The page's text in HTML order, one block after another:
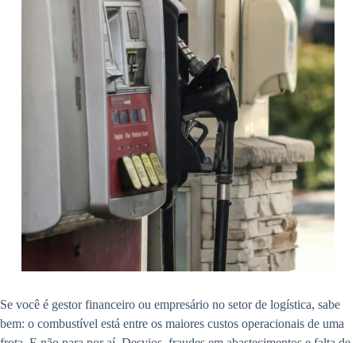
Se você é gestor financeiro ou empresário no setor de logística, sabe
bem: o combustível está entre os maiores custos operacionais de uma